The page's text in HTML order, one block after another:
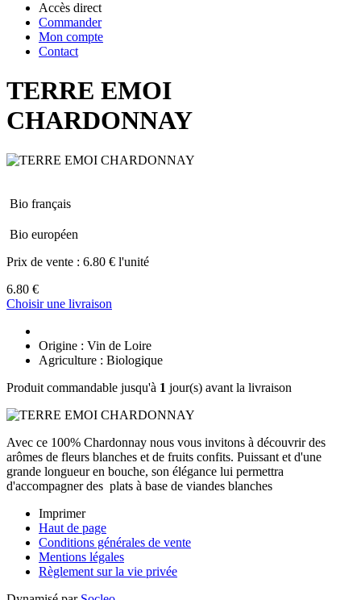
Accès direct
Commander
Mon compte
Contact
TERRE EMOI
CHARDONNAY
Bio français
Bio européen
Prix de vente : 6.80 € l'unité
6.80 €
Choisir une livraison
Origine : Vin de Loire
Agriculture : Biologique
Produit commandable jusqu'à 1 jour(s) avant la livraison
Avec ce 100% Chardonnay nous vous invitons à découvrir des
arômes de fleurs blanches et de fruits confits. Puissant et d'une
grande longueur en bouche, son élégance lui permettra
d'accompagner des plats à base de viandes blanches
Imprimer
Haut de page
Conditions générales de vente
Mentions légales
Règlement sur la vie privée